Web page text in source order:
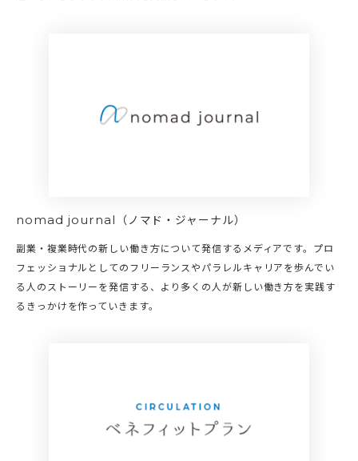
nomad journal （ノマド・ジャーナル）
副業・複業時代の新しい働き方について発信するメディアです。プロ
フェッショナルとしてのフリーランスやパラレルキャリアを歩んでい
る人のストーリーを発信する、より多くの人が新しい働き方を実践す
るきっかけを作っていきます。